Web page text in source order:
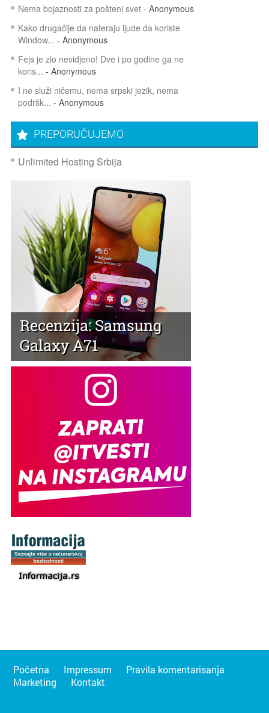
Nema bojaznosti za pošteni svet- Anonymous
Kako drugačije da nateraju ljude da koriste
Window... - Anonymous
Fejs je zlo nevidjeno! Dve i po godine ga ne
koris... - Anonymous
I ne služi ničemu, nema srpski jezik, nema
podršk... - Anonymous
PREPORUČUJEMO
Unlimited Hosting Srbija
Recenzija: Samsung
Galaxy A71
Početna Impressum
Pravila komentarisanja
Marketing
Kontakt